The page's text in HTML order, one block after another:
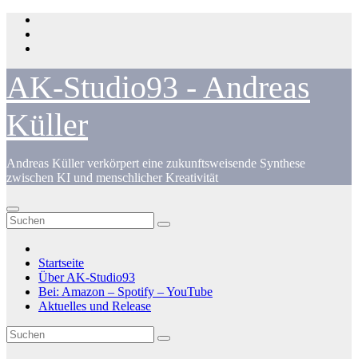
Zum
Inhalt
springen
AK-Studio93 - Andreas
Küller
Andreas Küller verkörpert eine zukunftsweisende Synthese
zwischen KI und menschlicher Kreativität
Startseite
Über AK-Studio93
Bei: Amazon – Spotify – YouTube
Aktuelles und Release